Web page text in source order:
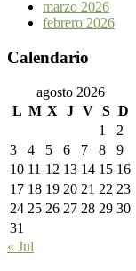
marzo 2026
febrero 2026
Calendario
agosto 2026
L M X J V S D
1
2
3
4 5 6 7 8
9
10 11 12 13 14 15 16
17 18 19 20 21 22 23
24 25 26 27 28 29 30
31
« Jul